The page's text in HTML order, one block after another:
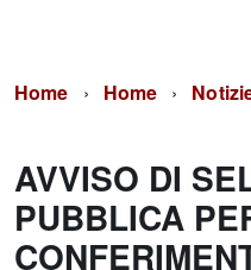
Home Home
AVVISO DI
PUBBLICA